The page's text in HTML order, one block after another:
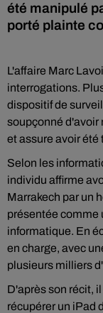
été manipulé
porté plainte
L'affaire Marc
interrogations.
dispositif de
soupçonné d'avoir
et assure avoir été
Selon les
individu affirme
Marrakech par un
présentée comme
informatique. En
en charge, avec
plusieurs milliers
D'après son récit,
récupérer un iPad